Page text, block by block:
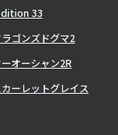
33
ラゴンズドグマ2
ーオーシャン2R
ーレットグレイス